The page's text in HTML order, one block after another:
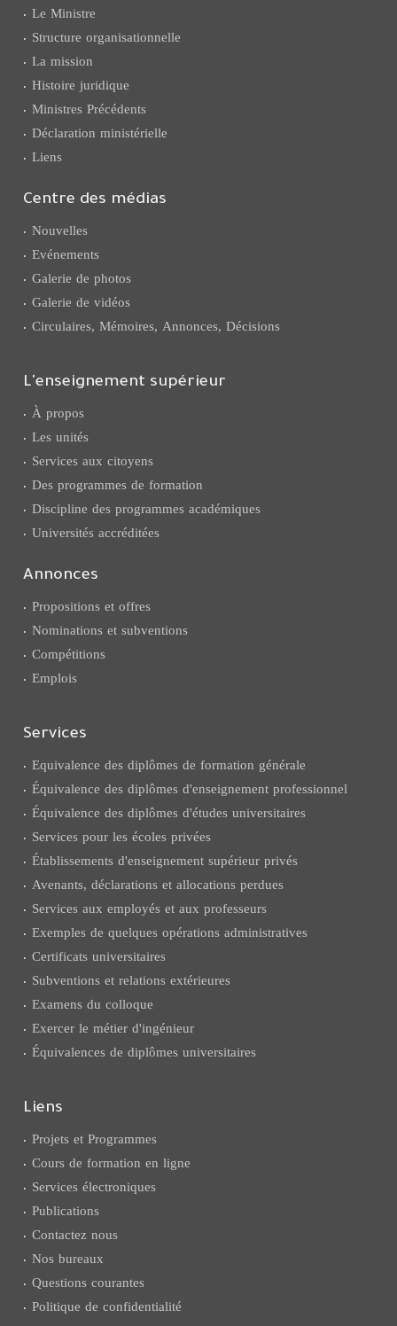
Le Ministre
Structure organisationnelle
La mission
Histoire juridique
Ministres Précédents
Déclaration ministérielle
Liens
Centre des médias
Nouvelles
Evénements
Galerie de photos
Galerie de vidéos
Circulaires, Mémoires, Annonces, Décisions
L'enseignement supérieur
À propos
Les unités
Services aux citoyens
Des programmes de formation
Discipline des programmes académiques
Universités accréditées
Annonces
Propositions et offres
Nominations et subventions
Compétitions
Emplois
Services
Equivalence des diplômes de formation générale
Équivalence des diplômes d'enseignement professionnel
Équivalence des diplômes d'études universitaires
Services pour les écoles privées
Établissements d'enseignement supérieur privés
Avenants, déclarations et allocations perdues
Services aux employés et aux professeurs
Exemples de quelques opérations administratives
Certificats universitaires
Subventions et relations extérieures
Examens du colloque
Exercer le métier d'ingénieur
Équivalences de diplômes universitaires
Liens
Projets et Programmes
Cours de formation en ligne
Services électroniques
Publications
Contactez nous
Nos bureaux
Questions courantes
Politique de confidentialité